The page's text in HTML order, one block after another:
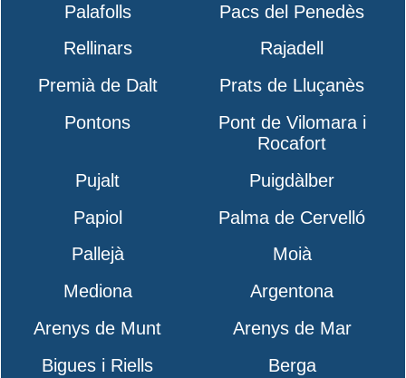
Palafolls
Pacs del Penedès
Rellinars
Rajadell
Premià de Dalt
Prats de Lluçanès
Pontons
Pont de Vilomara i
Rocafort
Pujalt
Puigdàlber
Papiol
Palma de Cervelló
Pallejà
Moià
Mediona
Argentona
Arenys de Munt
Arenys de Mar
Bigues i Riells
Berga